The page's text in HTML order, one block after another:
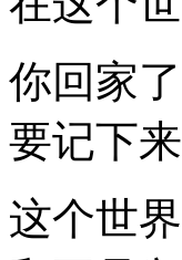
你回家
要记下
这个世